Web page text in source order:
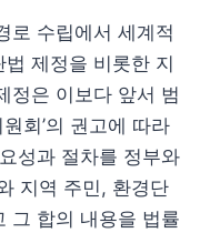
로 수립에서 세계적
제정을 비롯한 지
정은 이보다 앞서 범
회’의 권고에 따라
성과 절차를 정부와
지역 주민, 환경단
그 합의 내용을 법률